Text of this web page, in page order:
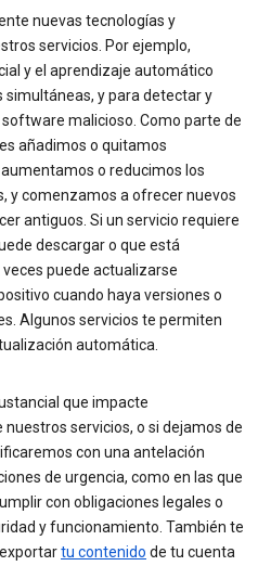
nuevas tecnologías y
servicios. Por ejemplo,
y el aprendizaje automático
y para detectar y
malicioso. Como parte de
añadimos o quitamos
o reducimos los
y comenzamos a ofrecer nuevos
antiguos. Si un servicio requiere
descargar o que está
puede actualizarse
cuando haya versiones o
Algunos servicios te permiten
automática.
que impacte
servicios, o si dejamos de
con una antelación
de urgencia, como en las que
con obligaciones legales o
y funcionamiento. También te
tu contenido de tu cuenta